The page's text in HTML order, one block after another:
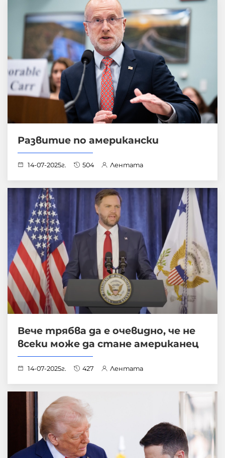
Развитие по американски
14-07-2025г. 504 Лентата
Вече трябва да е очевидно, че не
всеки може да стане американец
14-07-2025г. 427 Лентата